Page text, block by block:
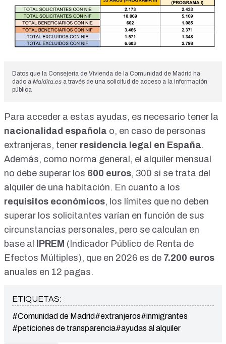
Datos que la Consejería de Vivienda de la Comunidad de Madrid ha
dado a Maldita.es a través de una solicitud de acceso a la información
pública
Para acceder a estas ayudas, es necesario tener la
nacionalidad española o, en caso de personas
extranjeras, tener residencia legal en España.
Además, como norma general, el alquiler mensual
no debe superar los 600 euros, 300 si se trata del
alquiler de una habitación. En cuanto a los
requisitos económicos, los límites que no deben
superar los solicitantes varían en función de sus
circunstancias personales, pero se calculan en
base al IPREM (Indicador Público de Renta de
Efectos Múltiples), que en 2026 es de 7.200 euros
anuales en 12 pagas.
ETIQUETAS:
#Comunidad de Madrid#extranjeros#inmigrantes
#peticiones de transparencia#ayudas al alquiler